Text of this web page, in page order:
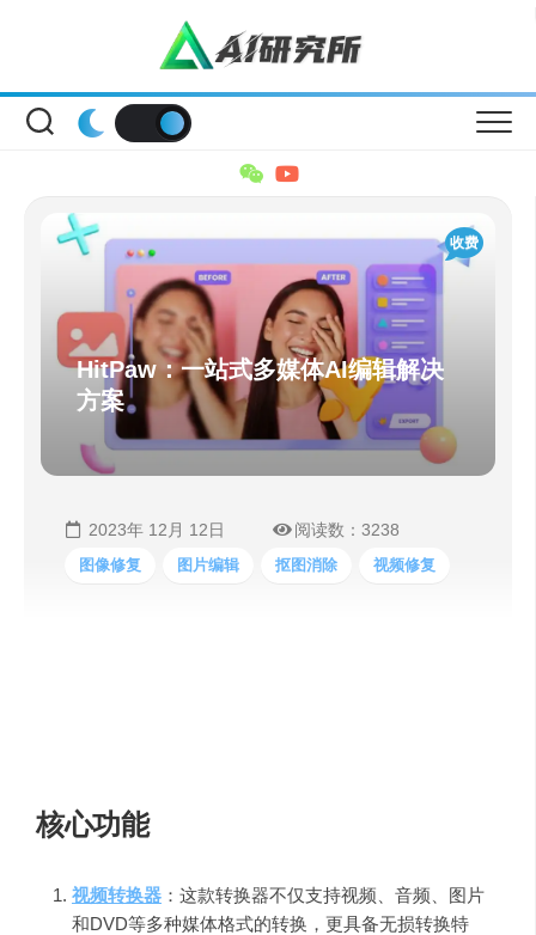
收费
HitPaw：一站式多媒体AI编辑解决
方案
2023年 12月 12日 阅读数：3238
图像修复 图片编辑 抠图消除 视频修复
核心功能
视频转换器 ：这款转换器不仅支持视频、音频、图片
和DVD等多种媒体格式的转换，更具备无损转换特